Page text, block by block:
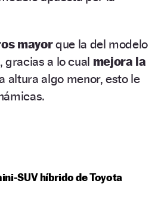
mayorque la del modelo
gracias a lo cual mejora la
altura algo menor, esto le
SUV híbrido de Toyota